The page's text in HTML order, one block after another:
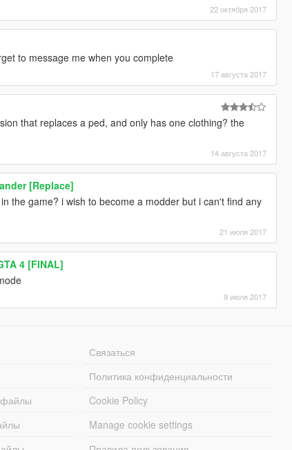
22 октября 2017
to message me when you complete
17 августа 2017
that replaces a ped, and only has one clothing? the
14 августа 2017
[Replace]
the game? i wish to become a modder but i can't find any
21 июля 2017
4 [FINAL]
9 июля 2017
Связаться
Политика конфиденциальности
Cookie Policy
Manage cookie settings